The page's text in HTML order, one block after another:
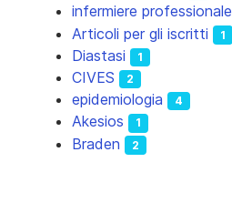
infermiere professionale
Articoli per gli iscritti 1
Diastasi 1
CIVES 2
epidemiologia 4
Akesios 1
Braden 2